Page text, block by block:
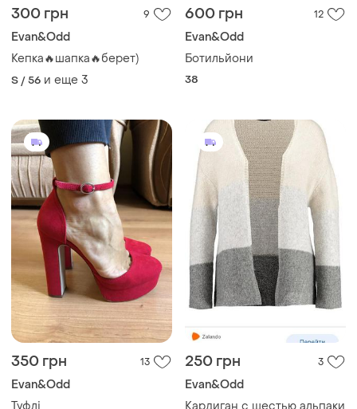
300 грн 9
Evan&Odd
Кепка🔥шапка🔥берет)
S / 56 и еще 3
600 грн 12
Evan&Odd
Ботильйони
38
350 грн 13
Evan&Odd
250 грн 3
Evan&Odd